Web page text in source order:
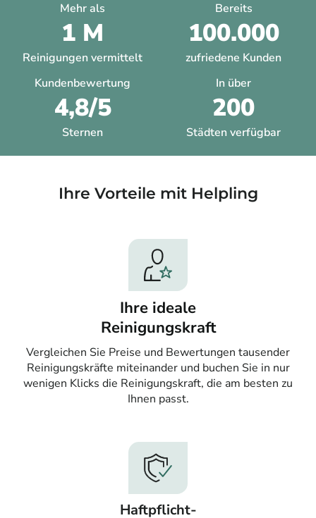
Mehr als
1 M
Reinigungen vermittelt
Bereits
100.000
zufriedene Kunden
Kundenbewertung
4,8/5
Sternen
In über
200
Städten verfügbar
Ihre Vorteile mit Helpling​
Ihre ideale
Reinigungskraft
Vergleichen Sie Preise und Bewertungen tausender
Reinigungskräfte miteinander und buchen Sie in nur
wenigen Klicks die Reinigungskraft, die am besten zu
Ihnen passt.
Haftpflicht-